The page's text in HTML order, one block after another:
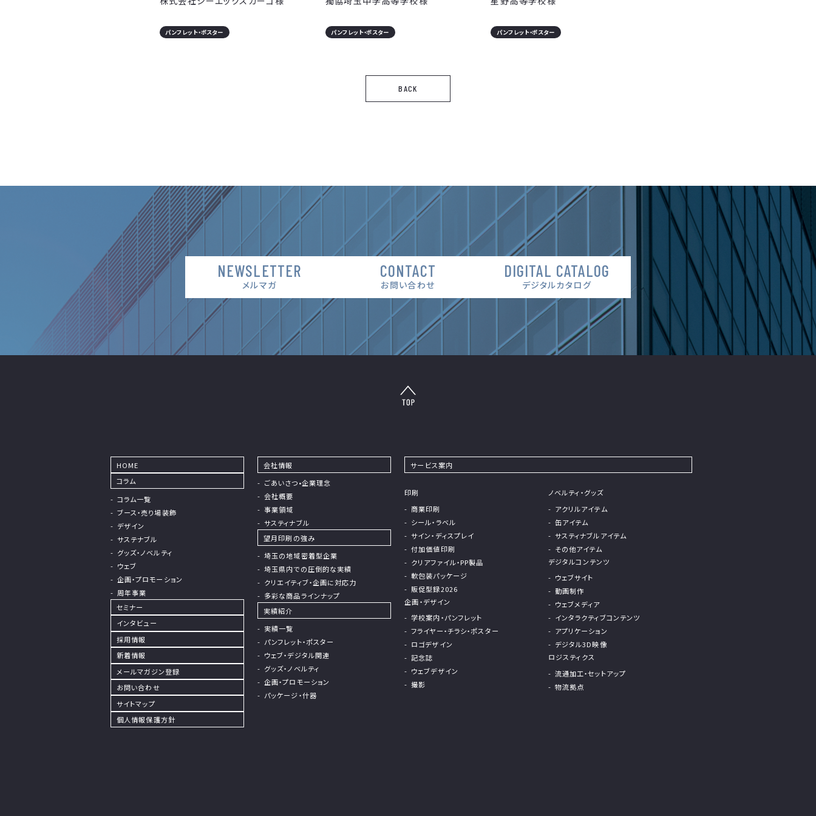
パンフレット・ポスター パンフレット・ポスター パンフレット・ポスター
BACK
NEWSLETTER
メルマガ
CONTACT
お問い合わせ
DIGITAL CATALOG
デジタルカタログ
HOME
コラム
コラム⼀覧
ブース・売り場装飾
デザイン
サステナブル
グッズ・ノベルティ
ウェブ
企画・プロモーション
周年事業
セミナー
インタビュー
採⽤情報
新着情報
メールマガジン登録
お問い合わせ
サイトマップ
個⼈情報保護⽅針
会社情報
ごあいさつ•企業理念
会社概要
事業領域
サスティナブル
望⽉印刷の強み
埼⽟の地域密着型企業
埼玉県内での圧倒的な実績
クリエイティブ・企画に対応力
多彩な商品ラインナップ
実績紹介
実績⼀覧
パンフレット・ポスター
ウェブ・デジタル関連
グッズ・ノベルティ
企画・プロモーション
パッケージ・什器
サービス案内
印刷
商業印刷
シール・ラベル
サイン・ディスプレイ
付加価値印刷
クリアファイル・PP製品
軟包装パッケージ
販促型録2026
企画・デザイン
学校案内・パンフレット
フライヤー・チラシ・ポスター
ロゴデザイン
記念誌
ウェブデザイン
撮影
ノベルティ・グッズ
アクリルアイテム
缶アイテム
サスティナブルアイテム
その他アイテム
デジタルコンテンツ
ウェブサイト
動画制作
ウェブメディア
インタラクティブコンテンツ
アプリケーション
デジタル3D映像
ロジスティクス
流通加工・セットアップ
物流拠点